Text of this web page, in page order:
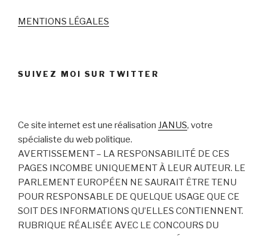
MENTIONS LÉGALES
SUIVEZ MOI SUR TWITTER
Ce site internet est une réalisation JANUS, votre
spécialiste du web politique.
AVERTISSEMENT – LA RESPONSABILITÉ DE CES
PAGES INCOMBE UNIQUEMENT À LEUR AUTEUR. LE
PARLEMENT EUROPÉEN NE SAURAIT ÊTRE TENU
POUR RESPONSABLE DE QUELQUE USAGE QUE CE
SOIT DES INFORMATIONS QU’ELLES CONTIENNENT.
RUBRIQUE RÉALISÉE AVEC LE CONCOURS DU